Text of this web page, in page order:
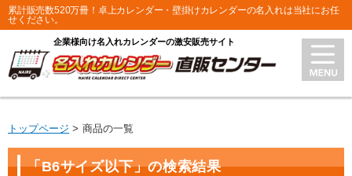
累計販売数520万冊！卓上カレンダー・壁掛けカレンダーの名入れは当社にお任
せください。
企業様向け名入れカレンダーの激安販売サイト
トップページ 商品の一覧
「B6サイズ以下」の検索結果